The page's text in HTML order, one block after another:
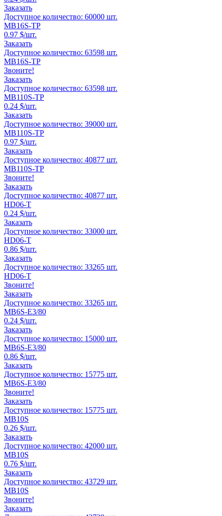
Заказать
Доступное количество: 60000 шт.
MB16S-TP
0.97 $/шт.
Заказать
Доступное количество: 63598 шт.
MB16S-TP
Звоните!
Заказать
Доступное количество: 63598 шт.
MB110S-TP
0.24 $/шт.
Заказать
Доступное количество: 39000 шт.
MB110S-TP
0.97 $/шт.
Заказать
Доступное количество: 40877 шт.
MB110S-TP
Звоните!
Заказать
Доступное количество: 40877 шт.
HD06-T
0.24 $/шт.
Заказать
Доступное количество: 33000 шт.
HD06-T
0.86 $/шт.
Заказать
Доступное количество: 33265 шт.
HD06-T
Звоните!
Заказать
Доступное количество: 33265 шт.
MB6S-E3/80
0.24 $/шт.
Заказать
Доступное количество: 15000 шт.
MB6S-E3/80
0.86 $/шт.
Заказать
Доступное количество: 15775 шт.
MB6S-E3/80
Звоните!
Заказать
Доступное количество: 15775 шт.
MB10S
0.26 $/шт.
Заказать
Доступное количество: 42000 шт.
MB10S
0.76 $/шт.
Заказать
Доступное количество: 43729 шт.
MB10S
Звоните!
Заказать